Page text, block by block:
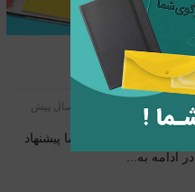
آشنایی دارید، به شما پیشنهاد
ادامه به...